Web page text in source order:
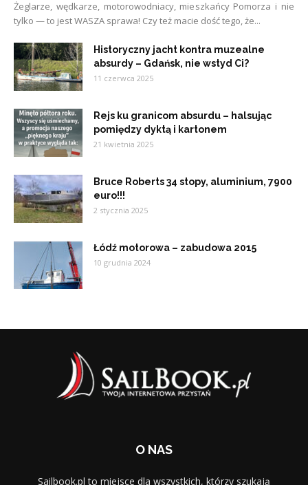
Żeglarze, wędkarze, motorowodniacy, mieszkańcy Pomorza i nie
tylko — to jest WASZA sprawa! Czy też macie dość tego, że...
Historyczny jacht kontra muzealne
absurdy – Gdańsk, nie wstyd Ci?
11 czerwca 2025
Rejs ku granicom absurdu – halsując
pomiędzy dyktą i kartonem
21 kwietnia 2025
Bruce Roberts 34 stopy, aluminium, 7900
euro!!!
2 stycznia 2025
Łódź motorowa – zabudowa 2015
10 grudnia 2024
O NAS
Sailbook.pl to miejsce dla wszystkich, którzy szukają